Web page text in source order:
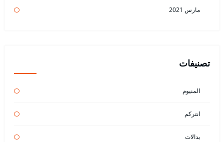
مارس 2021
تصنيفات
المنيوم
انتركم
بدالات